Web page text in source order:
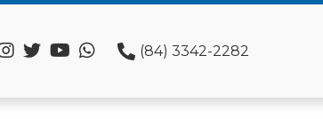
(84) 3342-2282